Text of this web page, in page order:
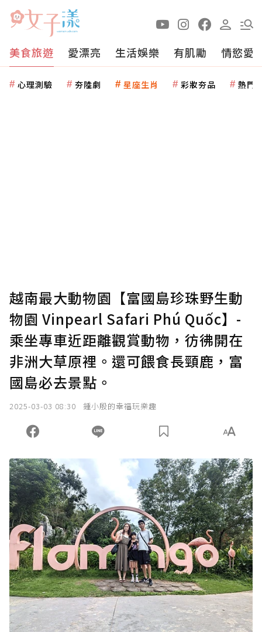
美食旅遊 愛漂亮 生活娛樂 有肌勵 情慾愛
心理測驗 夯陸劇 星座生肖 彩妝夯品 熱門
越南最大動物園【富國島珍珠野生動
物園 Vinpearl Safari Phú Quốc】-
乘坐專車近距離觀賞動物，彷彿開在
非洲大草原裡。還可餵食長頸鹿，富
國島必去景點。
2025-03-03 08:30 鍾小殷的幸福玩樂趣